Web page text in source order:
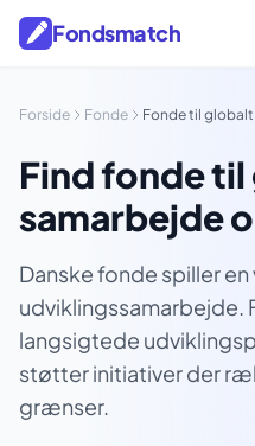
Fondsmatch
Forside Fonde Fonde til
Find fonde
samarbejde
Danske fonde spiller
langsigtede
støtter initiativer der
grænser.